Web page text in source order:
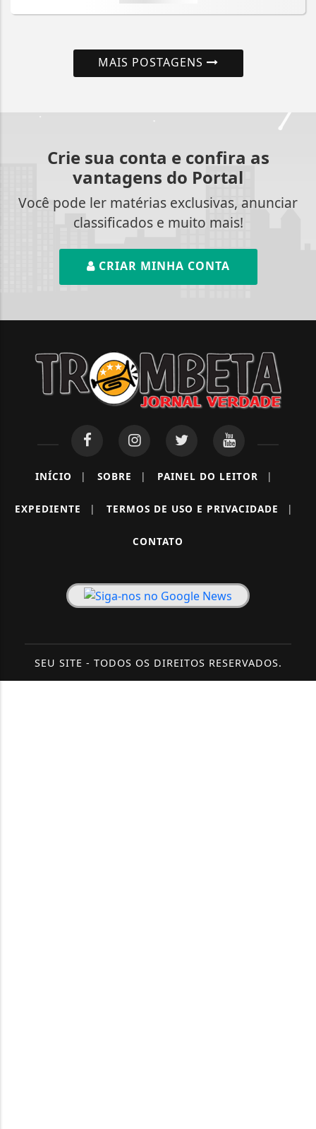
MAIS POSTAGENS
Crie sua conta e confira as
vantagens do Portal
Você pode ler matérias exclusivas, anunciar
classificados e muito mais!
CRIAR MINHA CONTA
INÍCIO | SOBRE | PAINEL DO LEITOR |
EXPEDIENTE | TERMOS DE USO E PRIVACIDADE |
CONTATO
SEU SITE - TODOS OS DIREITOS RESERVADOS.